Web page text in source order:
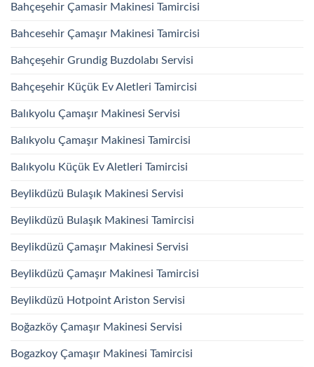
Bahçeşehir Çamasir Makinesi Tamircisi
Bahcesehir Çamaşır Makinesi Tamircisi
Bahçeşehir Grundig Buzdolabı Servisi
Bahçeşehir Küçük Ev Aletleri Tamircisi
Balıkyolu Çamaşır Makinesi Servisi
Balıkyolu Çamaşır Makinesi Tamircisi
Balıkyolu Küçük Ev Aletleri Tamircisi
Beylikdüzü Bulaşık Makinesi Servisi
Beylikdüzü Bulaşık Makinesi Tamircisi
Beylikdüzü Çamaşır Makinesi Servisi
Beylikdüzü Çamaşır Makinesi Tamircisi
Beylikdüzü Hotpoint Ariston Servisi
Boğazköy Çamaşır Makinesi Servisi
Bogazkoy Çamaşır Makinesi Tamircisi